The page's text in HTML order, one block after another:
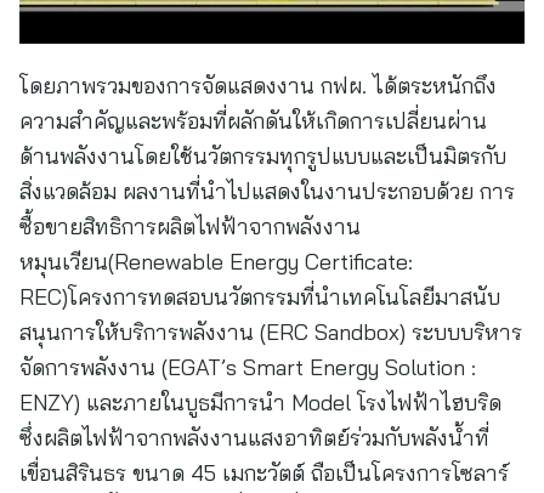
โดยภาพรวมของการจัดแสดงงาน กฟผ. ได้ตระหนักถึง
ความสำคัญและพร้อมที่ผลักดันให้เกิดการเปลี่ยนผ่าน
ด้านพลังงานโดยใช้นวัตกรรมทุกรูปแบบและเป็นมิตรกับ
สิ่งแวดล้อม ผลงานที่นำไปแสดงในงานประกอบด้วย การ
ซื้อขายสิทธิการผลิตไฟฟ้าจากพลังงาน
หมุนเวียน(Renewable Energy Certificate:
REC)โครงการทดสอบนวัตกรรมที่นำเทคโนโลยีมาสนับ
สนุนการให้บริการพลังงาน (ERC Sandbox) ระบบบริหาร
จัดการพลังงาน (EGAT’s Smart Energy Solution :
ENZY) และภายในบูธมีการนำ Model โรงไฟฟ้าไฮบริด
ซึ่งผลิตไฟฟ้าจากพลังงานแสงอาทิตย์ร่วมกับพลังน้ำที่
เขื่อนสิรินธร ขนาด 45 เมกะวัตต์ ถือเป็นโครงการโซลาร์